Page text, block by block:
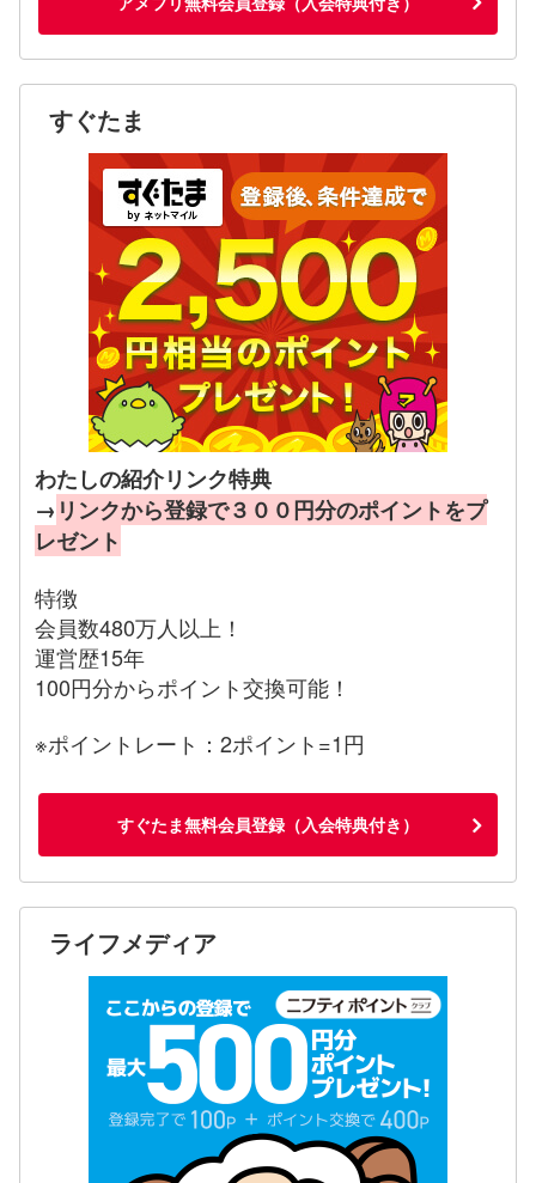
すぐたま
わたしの紹介リンク特典
→ リンクから登録で３００円分のポイントをプ
レゼント
特徴
会員数480万人以上！
運営歴15年
100円分からポイント交換可能！
※ポイントレート：2ポイント=1円
すぐたま無料会員登録（入会特典付き）
ライフメディア